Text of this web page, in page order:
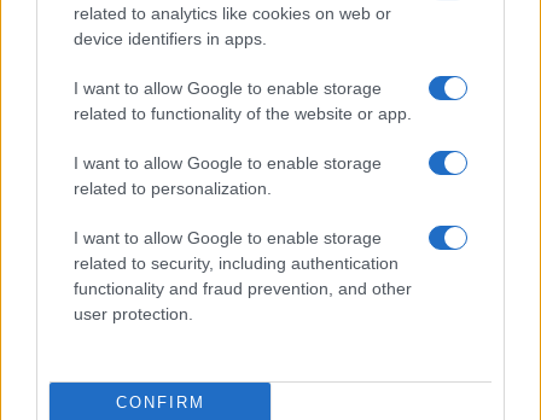
related to analytics like cookies on web or
device identifiers in apps.
I want to allow Google to enable storage
related to functionality of the website or app.
I want to allow Google to enable storage
related to personalization.
I want to allow Google to enable storage
related to security, including authentication
functionality and fraud prevention, and other
user protection.
CONFIRM